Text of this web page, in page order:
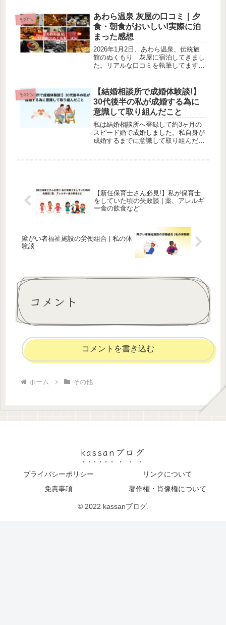
その他
あわら温泉 灰屋の口コミ｜夕
食・朝食がおいしい!実際に泊
まった感想
2026年1月2日、あわら温泉、伝統旅
館のぬくもり 灰屋に宿泊してきまし
た。リアルな口コミを執筆してます。
その他
【結婚相談所で成婚体験談!】
30代後半の私が成婚する為に
意識して取り組んだこと
私は結婚相談所へ登録して約3ヶ月の
スピード婚で成婚しました。私自身が
成婚するまでに意識して取り組んだこ
【新任保育士さん必見!】私が保育士
をしていた頃の失敗談 | 薬、アレルギ
ー食の飲食など
障がい者福祉施設の労働組合 | 私の体
験談
コメント
コメントを書き込む
ホーム その他
kassanブログ
プライバシーポリシー
リンクについて
免責事項
著作権・肖像権について
© 2022 kassanブログ.